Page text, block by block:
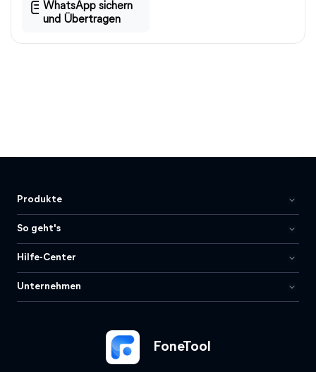
WhatsApp sichern
und Übertragen
FoneTool
Produkte
So geht's
Hilfe-Center
Unternehmen